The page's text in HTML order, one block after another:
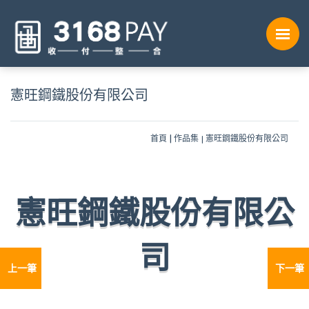
憲旺鋼鐵股份有限公司
首頁 作品集 憲旺鋼鐵股份有限公司
上一筆 下一筆
憲旺鋼鐵股份有限公
司